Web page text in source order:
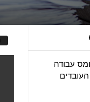
עבודה